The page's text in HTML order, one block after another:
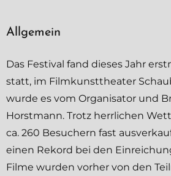
Allgemein
Das Festival fand dieses Jahr
statt, im Filmkunsttheater
wurde es vom Organisator und
Horstmann. Trotz herrlichen
ca. 260 Besuchern fast
einen Rekord bei den
Filme wurden vorher von den